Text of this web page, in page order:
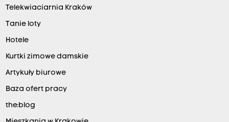
Telekwiaciarnia Kraków
Tanie loty
Hotele
Kurtki zimowe damskie
Artykuły biurowe
Baza ofert pracy
the:blog